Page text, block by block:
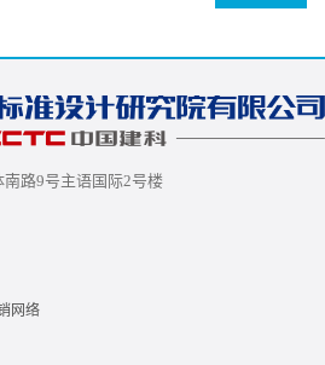
路9号主语国际2号楼
网络